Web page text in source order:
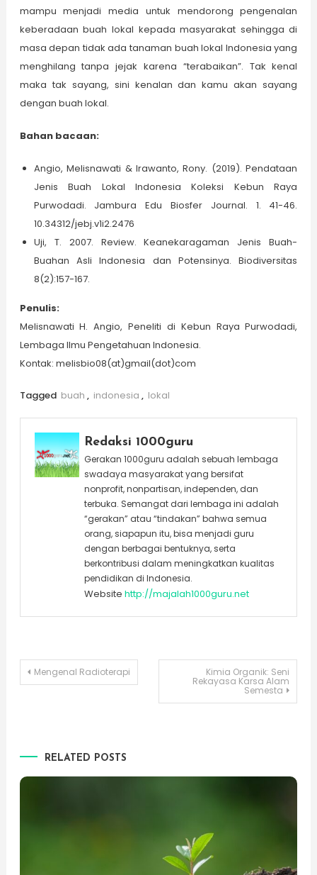
mampu menjadi media untuk mendorong pengenalan
keberadaan buah lokal kepada masyarakat sehingga di
masa depan tidak ada tanaman buah lokal Indonesia yang
menghilang tanpa jejak karena “terabaikan”. Tak kenal
maka tak sayang, sini kenalan dan kamu akan sayang
dengan buah lokal.
Bahan bacaan:
Angio, Melisnawati & Irawanto, Rony. (2019). Pendataan
Jenis Buah Lokal Indonesia Koleksi Kebun Raya
Purwodadi. Jambura Edu Biosfer Journal. 1. 41-46.
10.34312/jebj.v1i2.2476
Uji, T. 2007. Review. Keanekaragaman Jenis Buah-
Buahan Asli Indonesia dan Potensinya. Biodiversitas
8(2):157-167.
Penulis:
Melisnawati H. Angio, Peneliti di Kebun Raya Purwodadi,
Lembaga Ilmu Pengetahuan Indonesia.
Kontak: melisbio08(at)gmail(dot)com
Tagged buah , indonesia , lokal
Redaksi 1000guru
Gerakan 1000guru adalah sebuah lembaga
swadaya masyarakat yang bersifat
nonprofit, nonpartisan, independen, dan
terbuka. Semangat dari lembaga ini adalah
“gerakan” atau “tindakan” bahwa semua
orang, siapapun itu, bisa menjadi guru
dengan berbagai bentuknya, serta
berkontribusi dalam meningkatkan kualitas
pendidikan di Indonesia.
Website http://majalah1000guru.net
Post
Mengenal Radioterapi Kimia Organik: Seni
Rekayasa Karsa Alam
Semesta
RELATED POSTS